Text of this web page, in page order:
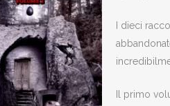
I dieci
Il primo